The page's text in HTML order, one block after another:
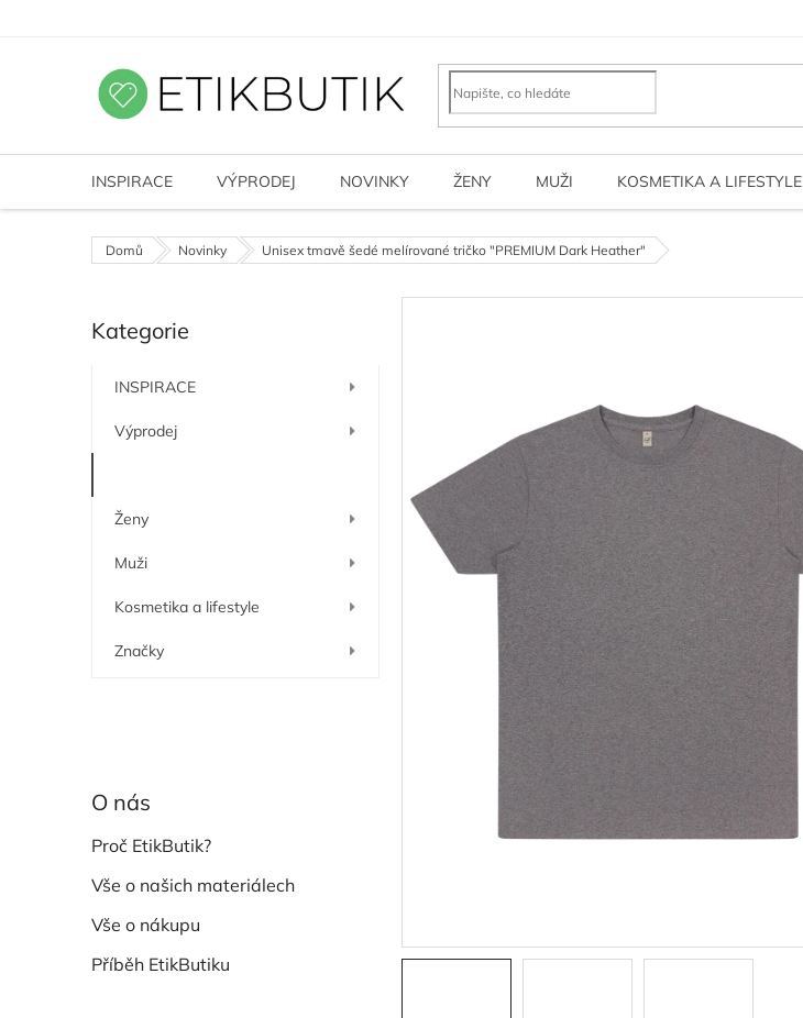
INSPIRACE VÝPRODEJ NOVINKY ŽENY MUŽI KOSMETIKA A LIFESTYLE
Domů Novinky Unisex tmavě šedé melírované tričko "PREMIUM Dark Heather"
o
n
í
Přeskočit
kategorie
Kategorie
INSPIRACE
Výprodej
Ženy
Muži
Kosmetika a lifestyle
Značky
O nás
Proč EtikButik?
Vše o našich materiálech
Vše o nákupu
Příběh EtikButiku